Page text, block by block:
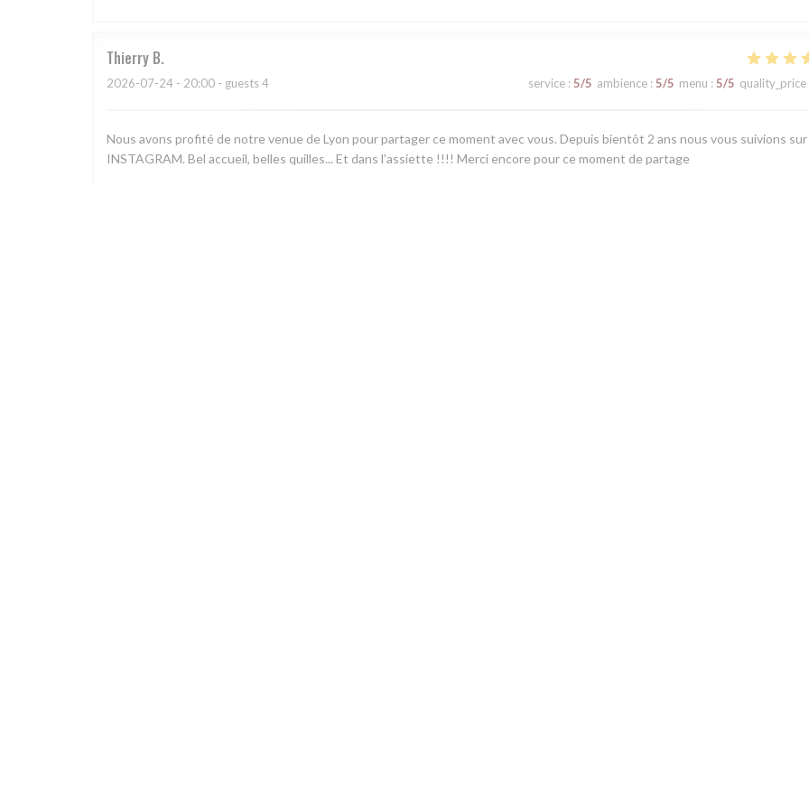
Thierry B
2026-07-24 - 20:00 - guests 4 service : 5/5 ambience : 5/5 menu : 5/5 quality_price
Nous avons profité de notre venue de Lyon pour partager ce moment avec vous. Depuis bientôt 2 ans nous vous suivions sur
INSTAGRAM. Bel accueil, belles quilles... Et dans l'assiette !!!! Merci encore pour ce moment de partage